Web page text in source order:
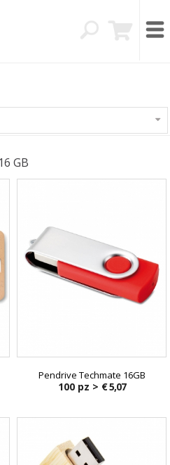
16 GB
Pendrive Techmate 16GB
100 pz > € 5,07